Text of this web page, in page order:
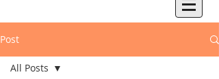
Post
All Posts